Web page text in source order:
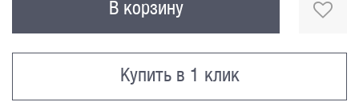
В корзину
Купить в 1 клик